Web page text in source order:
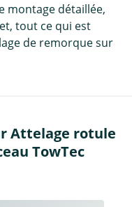
montage détaillée,
tout ce qui est
de remorque sur
Attelage rotule
TowTec